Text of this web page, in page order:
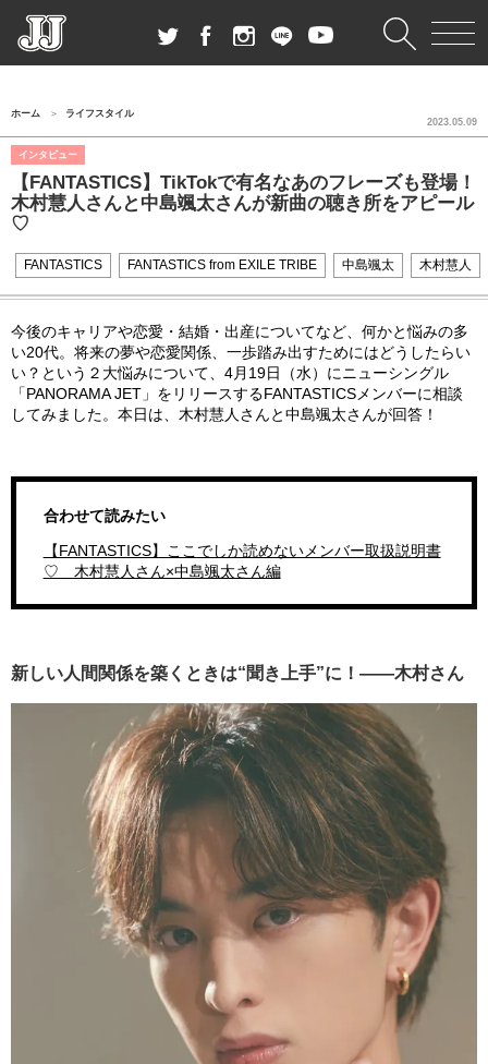
ホーム ライフスタイル
インタビュー
【FANTASTICS】TikTokで有名なあのフレーズも登場！
木村慧人さんと中島颯太さんが新曲の聴き所をアピール
♡
2023.05.09
FANTASTICS FANTASTICS from EXILE TRIBE 中島颯太 木村慧人
今後のキャリアや恋愛・結婚・出産についてなど、何かと悩みの多
い20代。将来の夢や恋愛関係、一歩踏み出すためにはどうしたらい
い？という２大悩みについて、4月19日（水）にニューシングル
「PANORAMA JET」をリリースするFANTASTICSメンバーに相談
してみました。本日は、木村慧人さんと中島颯太さんが回答！
合わせて読みたい
【FANTASTICS】ここでしか読めないメンバー取扱説明書
♡ 木村慧人さん×中島颯太さん編
新しい人間関係を築くときは“聞き上手”に！――木村さん